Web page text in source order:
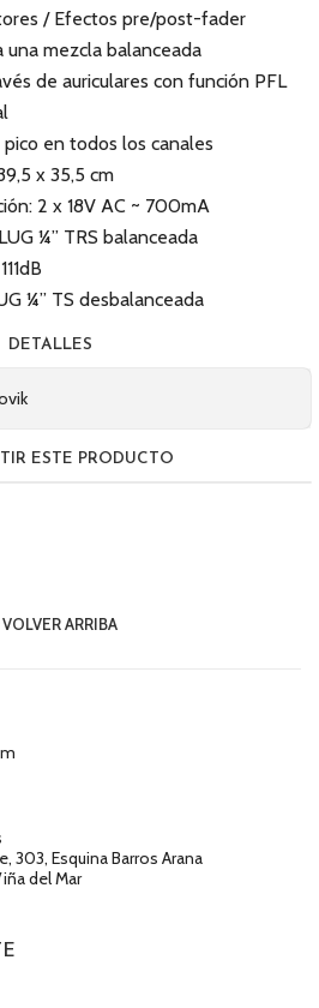
/ Efectos pre/post-fader
una mezcla balanceada
de auriculares con función PFL
en todos los canales
x 35,5 cm
2 x 18V AC ~ 700mA
¼” TRS balanceada
¼” TS desbalanceada
DETALLES
ESTE PRODUCTO
VOLVER ARRIBA
Esquina Barros Arana
del Mar